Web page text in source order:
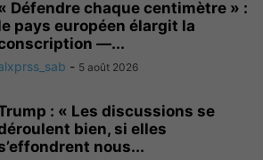
Défendre chaque centimètre » :
pays européen élargit la
—...
- 5 août 2026
: « Les discussions se
bien, si elles
nous...